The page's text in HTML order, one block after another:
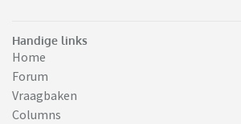
Handige links
Home
Forum
Vraagbaken
Columns